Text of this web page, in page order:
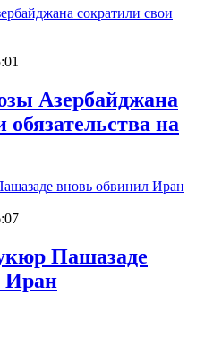
Азербайджана
обязательства на
Пашазаде
Иран